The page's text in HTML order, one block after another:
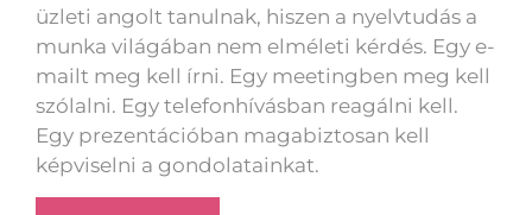
üzleti angolt tanulnak, hiszen a nyelvtudás a
munka világában nem elméleti kérdés. Egy e-
mailt meg kell írni. Egy meetingben meg kell
szólalni. Egy telefonhívásban reagálni kell.
Egy prezentációban magabiztosan kell
képviselni a gondolatainkat.